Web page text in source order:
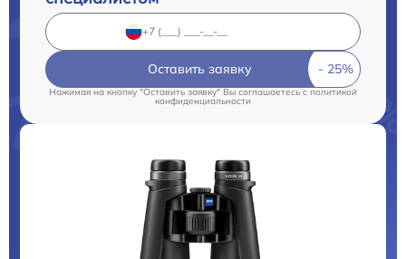
Оставить заявку
Нажимая на кнопку "Оставить заявку" Вы соглашаетесь cполитикой
конфиденциальности